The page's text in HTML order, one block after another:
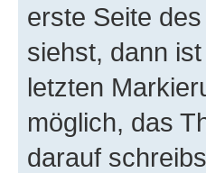
erste Seite
siehst, dann
letzten
möglich, das
darauf